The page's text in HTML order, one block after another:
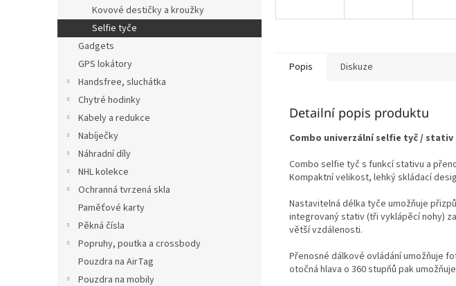
Kovové destičky a kroužky
Selfie tyče
Gadgets
GPS lokátory
Handsfree, sluchátka
Chytré hodinky
Kabely a redukce
Nabíječky
Náhradní díly
NHL kolekce
Ochranná tvrzená skla
Paměťové karty
Pěkná čísla
Popruhy, poutka a crossbody
Pouzdra na AirTag
Pouzdra na mobily
Popis Diskuze
Detailní popis produktu
Combo univerzální selfie tyč /
Combo selfie tyč s funkcí stativu a
Kompaktní velikost, lehký skládací
Nastavitelná délka tyče umožňuje
integrovaný stativ (tři vyklápěcí nohy)
větší vzdálenosti.
Přenosné dálkové ovládání umožňuje
otočná hlava o 360 stupňů pak